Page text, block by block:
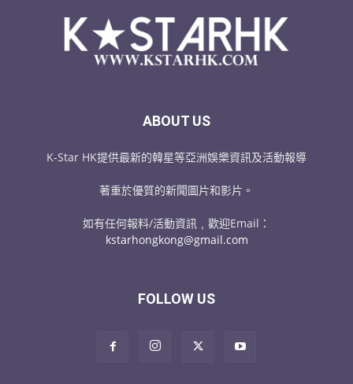
ABOUT US
K-Star HK提供最新的韓星等亞洲娛樂資訊及活動報導
著重於優質的新聞圖片和影片。
如有任何報料/活動資訊﹐歡迎Email：
kstarhongkong@gmail.com
FOLLOW US